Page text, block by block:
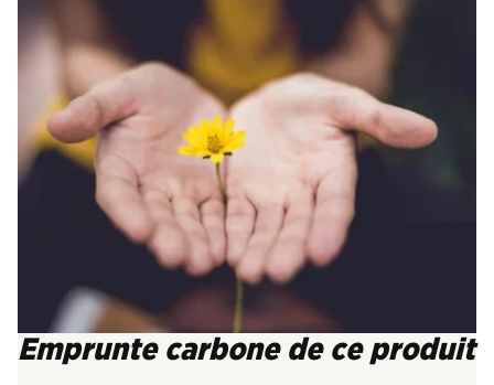
Emprunte carbone de ce produit